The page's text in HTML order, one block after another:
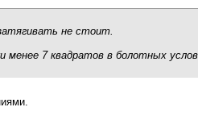
не стоит.
менее 7 квадратов в болотных